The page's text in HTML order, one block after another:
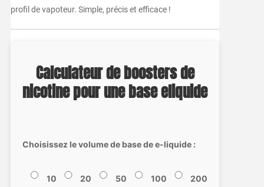
profil de vapoteur. Simple, précis et efficace !
Calculateur de boosters de
nicotine pour une base eliquide
Choisissez le volume de base de e-liquide :
10
20
50
100
200